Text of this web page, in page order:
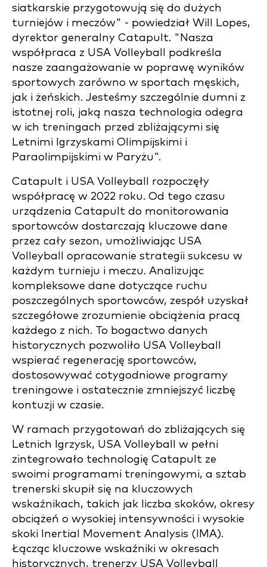
siatkarskie przygotowują się do dużych
turniejów i meczów" - powiedział Will Lopes,
dyrektor generalny Catapult. "Nasza
współpraca z USA Volleyball podkreśla
nasze zaangażowanie w poprawę wyników
sportowych zarówno w sportach męskich,
jak i żeńskich. Jesteśmy szczególnie dumni z
istotnej roli, jaką nasza technologia odegra
w ich treningach przed zbliżającymi się
Letnimi Igrzyskami Olimpijskimi i
Paraolimpijskimi w Paryżu".
Catapult i USA Volleyball rozpoczęły
współpracę w 2022 roku. Od tego czasu
urządzenia Catapult do monitorowania
sportowców dostarczają kluczowe dane
przez cały sezon, umożliwiając USA
Volleyball opracowanie strategii sukcesu w
każdym turnieju i meczu. Analizując
kompleksowe dane dotyczące ruchu
poszczególnych sportowców, zespół uzyskał
szczegółowe zrozumienie obciążenia pracą
każdego z nich. To bogactwo danych
historycznych pozwoliło USA Volleyball
wspierać regenerację sportowców,
dostosowywać cotygodniowe programy
treningowe i ostatecznie zmniejszyć liczbę
kontuzji w czasie.
W ramach przygotowań do zbliżających się
Letnich Igrzysk, USA Volleyball w pełni
zintegrowało technologię Catapult ze
swoimi programami treningowymi, a sztab
trenerski skupił się na kluczowych
wskaźnikach, takich jak liczba skoków, okresy
obciążeń o wysokiej intensywności i wysokie
skoki Inertial Movement Analysis (IMA).
Łącząc kluczowe wskaźniki w okresach
historycznych, trenerzy USA Volleyball